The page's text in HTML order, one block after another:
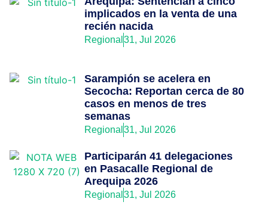
implicados en la venta de una
recién nacida
Regional 31, Jul 2026
Sarampión se acelera en
Secocha: Reportan cerca de 80
casos en menos de tres
semanas
Regional 31, Jul 2026
Participarán 41 delegaciones
en Pasacalle Regional de
Arequipa 2026
Regional 31, Jul 2026